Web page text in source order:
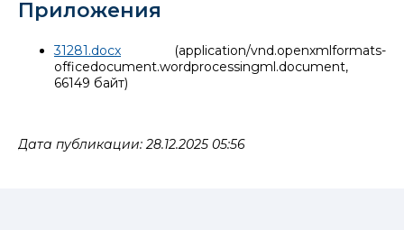
Приложения
31281.docx (application/vnd.openxmlformats-
officedocument.wordprocessingml.document,
66149 байт)
Дата публикации: 28.12.2025 05:56